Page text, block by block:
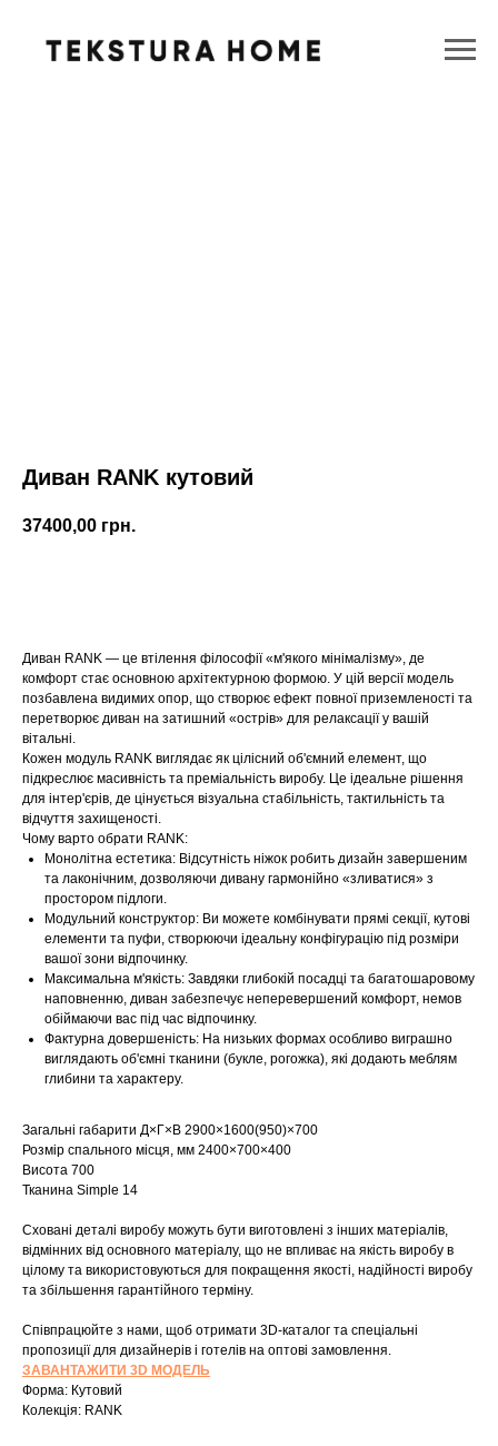
Диван RANK кутовий
37400,00 грн.
Диван RANK — це втілення філософії «м'якого мінімалізму», де
комфорт стає основною архітектурною формою. У цій версії модель
позбавлена видимих опор, що створює ефект повної приземленості та
перетворює диван на затишний «острів» для релаксації у вашій
вітальні.
Кожен модуль RANK виглядає як цілісний об'ємний елемент, що
підкреслює масивність та преміальність виробу. Це ідеальне рішення
для інтер'єрів, де цінується візуальна стабільність, тактильність та
відчуття захищеності.
Чому варто обрати RANK:
Монолітна естетика: Відсутність ніжок робить дизайн завершеним
та лаконічним, дозволяючи дивану гармонійно «зливатися» з
простором підлоги.
Модульний конструктор: Ви можете комбінувати прямі секції, кутові
елементи та пуфи, створюючи ідеальну конфігурацію під розміри
вашої зони відпочинку.
Максимальна м'якість: Завдяки глибокій посадці та багатошаровому
наповненню, диван забезпечує неперевершений комфорт, немов
обіймаючи вас під час відпочинку.
Фактурна довершеність: На низьких формах особливо виграшно
виглядають об'ємні тканини (букле, рогожка), які додають меблям
глибини та характеру.
Загальні габарити Д×Г×В 2900×1600(950)×700
Розмір спального місця, мм 2400×700×400
Висота 700
Тканина Simple 14
Сховані деталі виробу можуть бути виготовлені з інших матеріалів,
відмінних від основного матеріалу, що не впливає на якість виробу в
цілому та використовуються для покращення якості, надійності виробу
та збільшення гарантійного терміну.
Співпрацюйте з нами, щоб отримати 3D-каталог та спеціальні
пропозиції для дизайнерів і готелів на оптові замовлення.
ЗАВАНТАЖИТИ 3D МОДЕЛЬ
Форма: Кутовий
Колекція: RANK
Шоурум
Tekstura
Заплануйте візит у простір створений
для вас